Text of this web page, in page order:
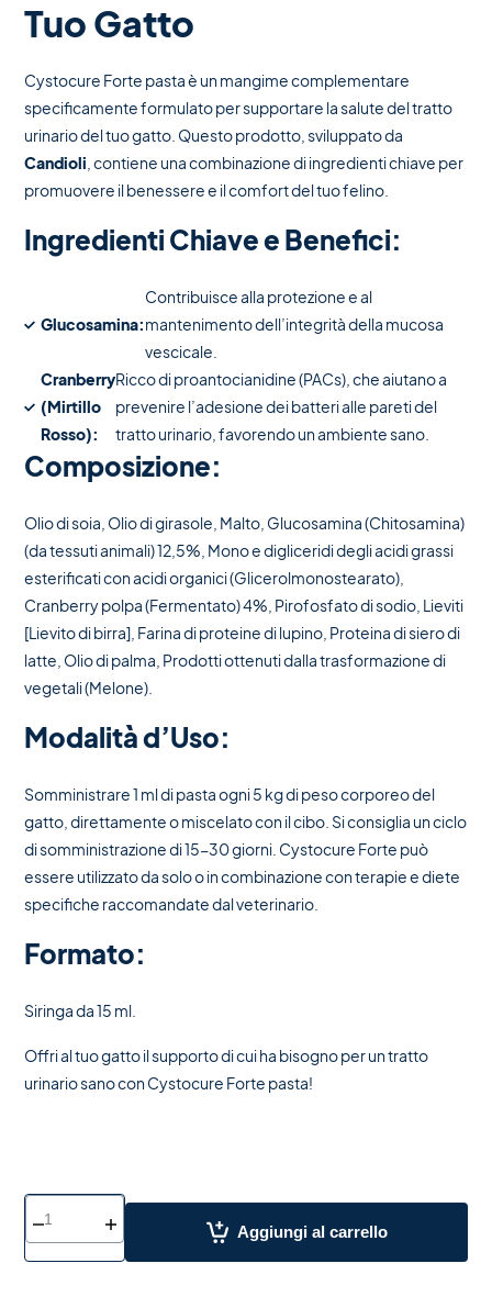
Tuo Gatto
Cystocure Forte pasta è un mangime complementare
specificamente formulato per supportare la salute del tratto
urinario del tuo gatto. Questo prodotto, sviluppato da
Candioli , contiene una combinazione di ingredienti chiave per
promuovere il benessere e il comfort del tuo felino.
Ingredienti Chiave e Benefici:
Glucosamina:
Contribuisce alla protezione e al
mantenimento dell’integrità della mucosa
vescicale.
Cranberry
(Mirtillo
Rosso):
Ricco di proantocianidine (PACs), che aiutano a
prevenire l’adesione dei batteri alle pareti del
tratto urinario, favorendo un ambiente sano.
Composizione:
Olio di soia, Olio di girasole, Malto, Glucosamina (Chitosamina)
(da tessuti animali) 12,5%, Mono e digliceridi degli acidi grassi
esterificati con acidi organici (Glicerolmonostearato),
Cranberry polpa (Fermentato) 4%, Pirofosfato di sodio, Lieviti
[Lievito di birra], Farina di proteine di lupino, Proteina di siero di
latte, Olio di palma, Prodotti ottenuti dalla trasformazione di
vegetali (Melone).
Modalità d’Uso:
Somministrare 1 ml di pasta ogni 5 kg di peso corporeo del
gatto, direttamente o miscelato con il cibo. Si consiglia un ciclo
di somministrazione di 15-30 giorni. Cystocure Forte può
essere utilizzato da solo o in combinazione con terapie e diete
specifiche raccomandate dal veterinario.
Formato:
Siringa da 15 ml.
Offri al tuo gatto il supporto di cui ha bisogno per un tratto
urinario sano con Cystocure Forte pasta!
Aggiungi al carrello